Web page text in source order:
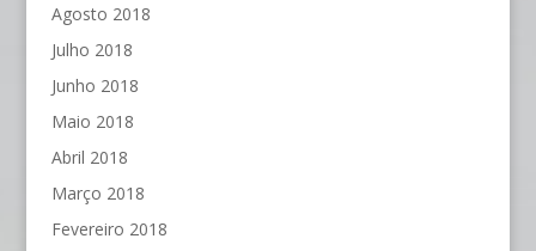
Agosto 2018
Julho 2018
Junho 2018
Maio 2018
Abril 2018
Março 2018
Fevereiro 2018